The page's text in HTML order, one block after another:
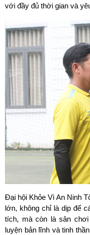
với đầy đủ thời gian và
Đại hội Khỏe Vì An Ninh
lớn, không chỉ là dịp để
tích, mà còn là sân
luyện bản lĩnh và tinh